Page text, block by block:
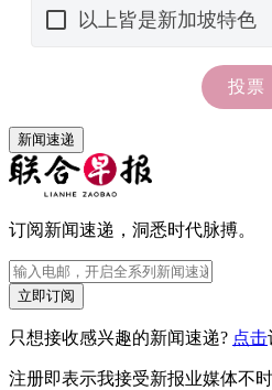
新闻速递
订阅新闻速递，洞悉时代脉搏。
立即订阅
只想接收感兴趣的新闻速递? 点击
注册即表示我接受新报业媒体不